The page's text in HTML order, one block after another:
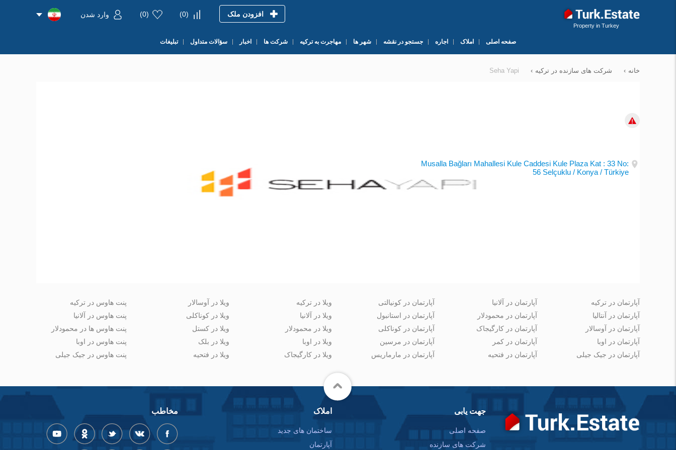
Property in Turkey
افزودن ملک (
0
)
(
0
) وارد شدن
صفحه اصلی املاک اجاره جستجو در نقشه شهر ها مهاجرت به ترکیه شرکت ها اخبار سؤالات متداول تبلیغات
خانه › شرکت های سازنده در ترکیه ›
Seha Yapi
Musalla Bağları Mahallesi Kule Caddesi Kule Plaza Kat : 33 No:
56 Selçuklu / Konya / Türkiye
آپارتمان در ترکیه
آپارتمان در آنتالیا
آپارتمان در آوسالار
آپارتمان در اوبا
آپارتمان در جیک جیلی
آپارتمان در آلانیا
آپارتمان در محمودلار
آپارتمان در کارگیجاک
آپارتمان در کمر
آپارتمان در فتحیه
آپارتمان در کونیالتی
آپارتمان در استانبول
آپارتمان در کوناکلی
آپارتمان در مرسین
آپارتمان در مارماریس
ویلا در ترکیه
ویلا در آلانیا
ویلا در محمودلار
ویلا در اوبا
ویلا در کارگیجاک
ویلا در آوسالار
ویلا در کوناکلی
ویلا در کستل
ویلا در بلک
ویلا در فتحیه
پنت هاوس در ترکیه
پنت هاوس در آلانیا
پنت هاوس ها در محمودلار
پنت هاوس در اوبا
پنت هاوس در جیک جیلی
جهت یابی
صفحه اصلی
شرکت های سازنده
املاک
ساختمان های جدید
آپارتمان
مخاطب